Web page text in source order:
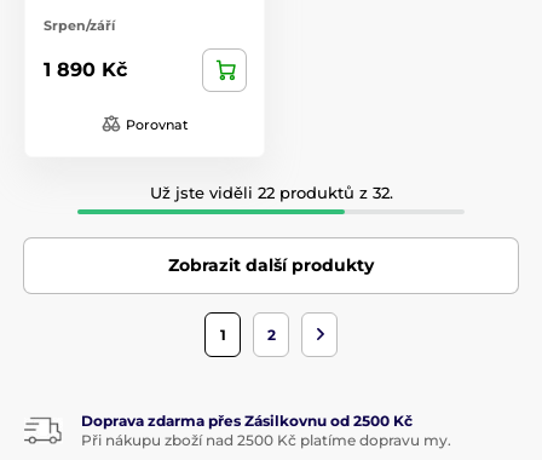
Srpen/září
1 890 Kč
Porovnat
Už jste viděli 22 produktů z 32.
Zobrazit další produkty
1 2
Doprava zdarma přes Zásilkovnu od 2500 Kč
Při nákupu zboží nad 2500 Kč platíme dopravu my.